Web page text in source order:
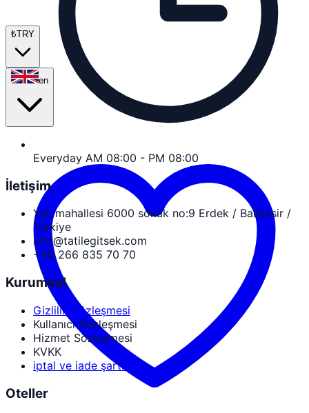
₺TRY
en
Everyday AM 08:00 - PM 08:00
İletişim
Yalı mahallesi 6000 sokak no:9 Erdek / Balıkesir /
Türkiye
info@tatilegitsek.com
+90 266 835 70 70
Kurumsal
Gizlilik Sözleşmesi
Kullanıcı Sözleşmesi
Hizmet Sözleşmesi
KVKK
iptal ve iade şartları
Oteller